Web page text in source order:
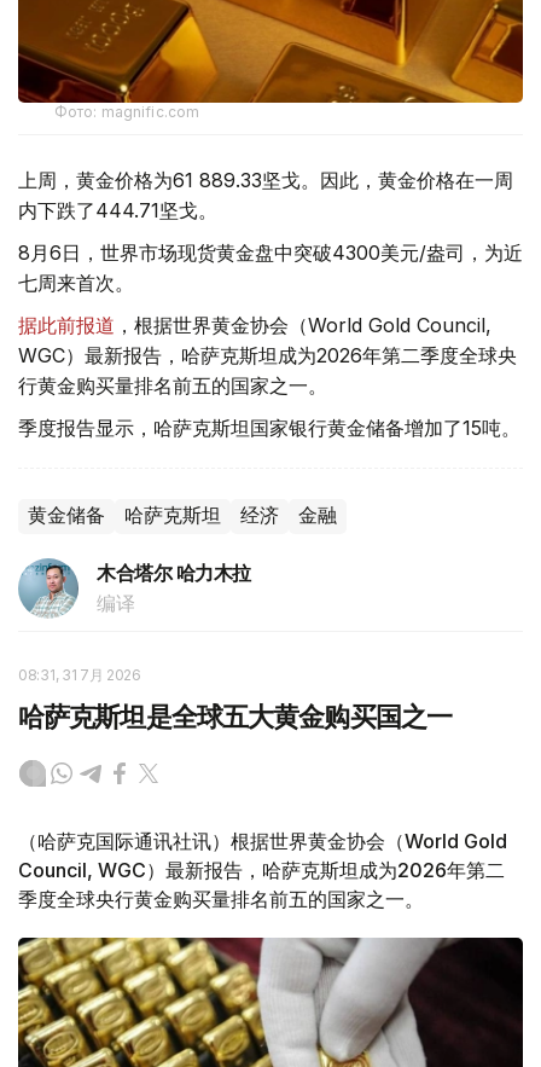
Фото: magnific.com
上周，黄金价格为61 889.33坚戈。因此，黄金价格在一周
内下跌了444.71坚戈。
8月6日，世界市场现货黄金盘中突破4300美元/盎司，为近
七周来首次。
据此前报道 ，根据世界黄金协会（World Gold Council,
WGC）最新报告，哈萨克斯坦成为2026年第二季度全球央
行黄金购买量排名前五的国家之一。
季度报告显示，哈萨克斯坦国家银行黄金储备增加了15吨。
黄金储备 哈萨克斯坦 经济 金融
木合塔尔 哈力木拉
编译
08:31, 31 7月 2026
哈萨克斯坦是全球五大黄金购买国之一
（哈萨克国际通讯社讯）根据世界黄金协会（World Gold
Council, WGC）最新报告，哈萨克斯坦成为2026年第二
季度全球央行黄金购买量排名前五的国家之一。